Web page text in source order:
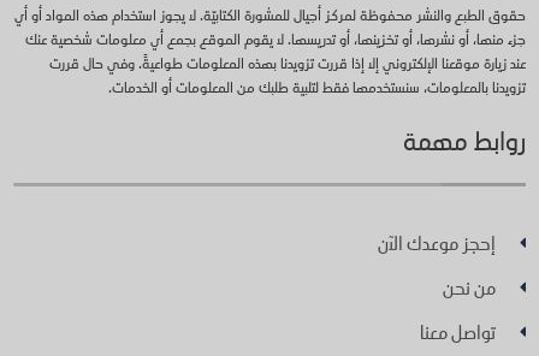
حقوق الطبع والنشر محفوظة لمركز أجيال للمشورة الكتابيّة. لا يجوز استخدام هذه المواد أو أي
جزء منها، أو نشرها، أو تخزينها، أو تدريسها. لا يقوم الموقع بجمع أي معلومات شخصية عنك
عند زيارة موقعنا الإلكتروني إلا إذا قررت تزويدنا بهذه المعلومات طواعيةً. وفي حال قررت
تزويدنا بالمعلومات، سنستخدمها فقط لتلبية طلبك من المعلومات أو الخدمات.
روابط مهمة
إحجز موعدك الآن
من نحن
تواصل معنا